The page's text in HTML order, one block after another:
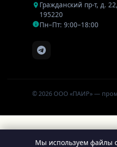
Гражданский пр-т, д.
195220
Пн–Пт: 9:00–18:00
© 2026 ООО «ПАИР» —
Мы используем файлы